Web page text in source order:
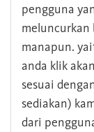
pengguna
meluncurkan
manapun.
anda klik
sesuai
sediakan)
dari